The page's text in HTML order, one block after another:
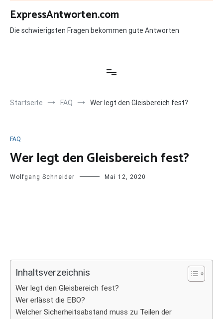
Zum
Inhalt
springen
ExpressAntworten.com
Die schwierigsten Fragen bekommen gute Antworten
Startseite FAQ Wer legt den Gleisbereich fest?
FAQ
Wer legt den Gleisbereich fest?
Wolfgang Schneider Mai 12, 2020
Inhaltsverzeichnis
Wer legt den Gleisbereich fest?
Wer erlässt die EBO?
Welcher Sicherheitsabstand muss zu Teilen der